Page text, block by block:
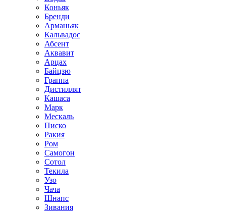
Коньяк
Бренди
Арманьяк
Кальвадос
Абсент
Аквавит
Арцах
Байцзю
Граппа
Дистиллят
Кашаса
Марк
Мескаль
Писко
Ракия
Ром
Самогон
Сотол
Текила
Узо
Чача
Шнапс
Зивания